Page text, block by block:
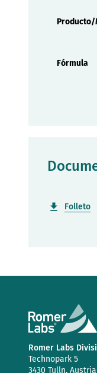
Producto/
Fórmula
Folleto
Romer Labs
Technopark 5
3430 Tulln, Austria